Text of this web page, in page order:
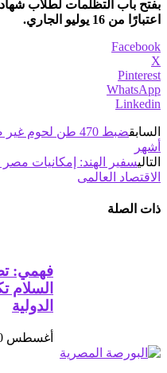
بفتح باب التظلمات لطلاب شهادة
اعتبارًا من 16 يوليو الجاري.
Facebook
X
Pinterest
WhatsApp
Linkedin
السابق
أشهر
التاليسفير الهند: إمكانيات مصر
الاقتصاد العالمى
ذات الصلة
فهمي:
السلام
الدولية
أغسطس 10, 2026